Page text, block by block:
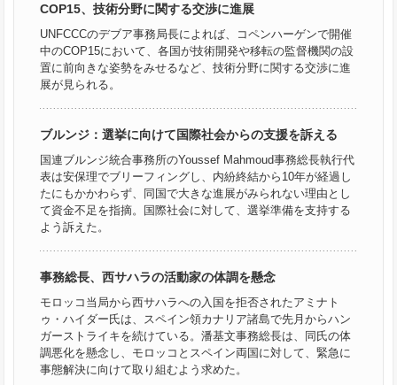
COP15、技術分野に関する交渉に進展
UNFCCCのデブア事務局長によれば、コペンハーゲンで開催
中のCOP15において、各国が技術開発や移転の監督機関の設
置に前向きな姿勢をみせるなど、技術分野に関する交渉に進
展が見られる。
ブルンジ：選挙に向けて国際社会からの支援を訴える
国連ブルンジ統合事務所のYoussef Mahmoud事務総長執行代
表は安保理でブリーフィングし、内紛終結から10年が経過し
たにもかかわらず、同国で大きな進展がみられない理由とし
て資金不足を指摘。国際社会に対して、選挙準備を支持する
よう訴えた。
事務総長、西サハラの活動家の体調を懸念
モロッコ当局から西サハラへの入国を拒否されたアミナト
ゥ・ハイダー氏は、スペイン領カナリア諸島で先月からハン
ガーストライキを続けている。潘基文事務総長は、同氏の体
調悪化を懸念し、モロッコとスペイン両国に対して、緊急に
事態解決に向けて取り組むよう求めた。